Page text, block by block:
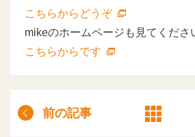
こちらからどうぞ
mikeのホームページも見てくださ
こちらからです
前の記事